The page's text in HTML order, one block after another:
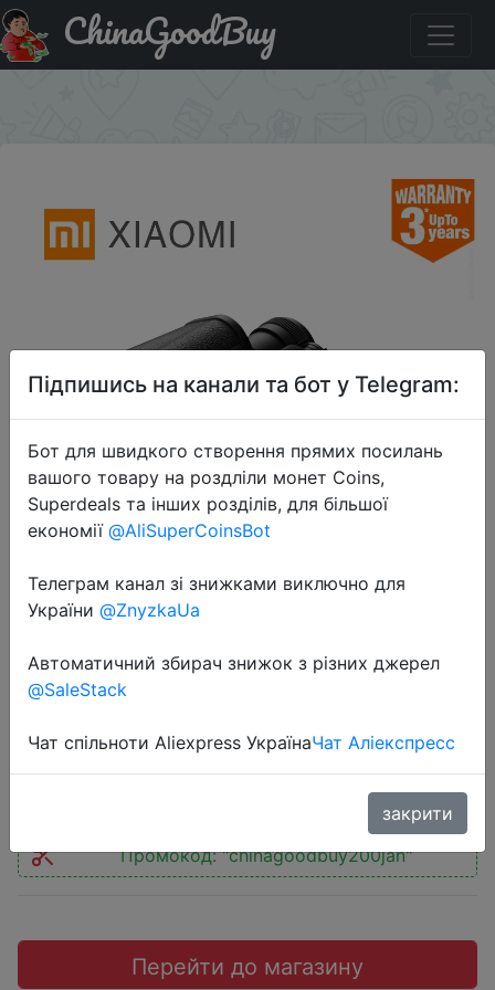
Паридбати з промокодом chinagoodbuy200jan
Классический металлический HD бинокль
ChinaGoodBuy
2021-01-14
Классический металлический HD
бинокль
$42.86
Промокод:"chinagoodbuy200jan"
Перейти до магазину
Підпишись на канали та бот у Telegram:
Бот для швидкого створення прямих посилань
вашого товару на роздліли монет Coins,
Superdeals та інших розділів, для більшої
економії @AliSuperCoinsBot
Телеграм канал зі знижками виключно для
України @ZnyzkaUa
Автоматичний збирач знижок з різних джерел
@SaleStack
Чат спільноти Aliexpress УкраїнаЧат Аліекспресс
закрити